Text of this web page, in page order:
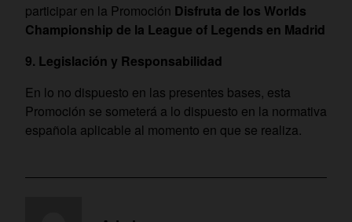
participar en la Promoción Disfruta de los Worlds
Championship de la League of Legends en Madrid
9. Legislación y Responsabilidad
En lo no dispuesto en las presentes bases, esta
Promoción se someterá a lo dispuesto en la normativa
española aplicable al momento en que se realiza.